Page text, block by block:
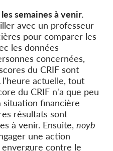
semaines à venir.
avec un professeur
pour comparer les
les données
concernées,
du CRIF sont
actuelle, tout
du CRIF n'a que peu
situation financière
résultats sont
à venir. Ensuite, noyb
une action
contre le